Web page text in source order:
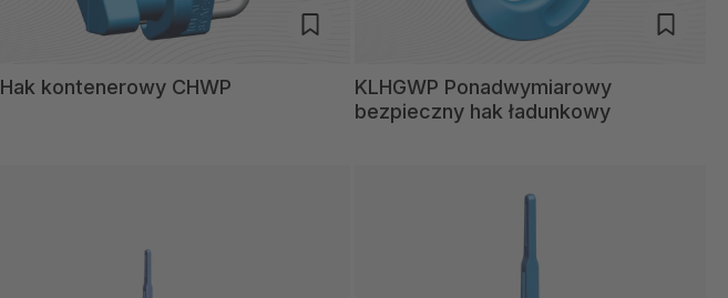
Hak kontenerowy CHWP
KLHGWP Ponadwymiarowy
bezpieczny hak ładunkowy